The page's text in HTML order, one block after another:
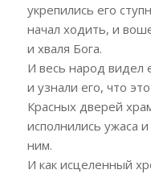
укрепились его
начал ходить, и
и хваля Бога.
И весь народ видел
и узнали его, что
Красных дверей
исполнились ужаса
ним.
И как исцеленный